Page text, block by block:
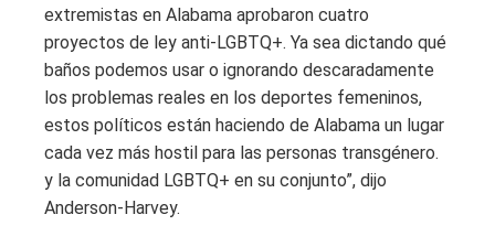
extremistas en Alabama aprobaron cuatro
proyectos de ley anti-LGBTQ+. Ya sea dictando qué
baños podemos usar o ignorando descaradamente
los problemas reales en los deportes femeninos,
estos políticos están haciendo de Alabama un lugar
cada vez más hostil para las personas transgénero.
y la comunidad LGBTQ+ en su conjunto”, dijo
Anderson-Harvey.